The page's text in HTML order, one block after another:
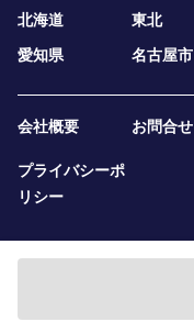
北海道
東北
愛知県
名古屋市
会社概要 お問合せ
プライバシーポ
リシー